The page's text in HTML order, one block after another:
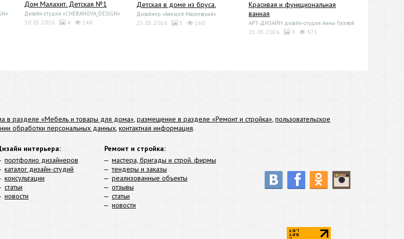
Дом Малахит. Детская №1
Дизайн-студия «CHEBANOVA_DESIGN»
30.05.2026 4 148
Детская в доме из бруса.
Дизайнер «Алексей Масеевский»
25.05.2026 5 160
Красивая и функциональная
ванная
АРТ-ДИЗАЙН дизайн-студия Анны Гусевой
15.05.2026 3 371
в разделе «Мебель и товары для дома», размещение в разделе «Ремонт и стройка», пользовательское
обработки персональных данных, контактная информация.
интерьера:
портфолио дизайнеров
каталог дизайн-студий
консультации
статьи
новости
Ремонт и стройка:
мастера, бригады и строй. фирмы
тендеры и заказы
реализованные объекты
отзывы
статьи
новости